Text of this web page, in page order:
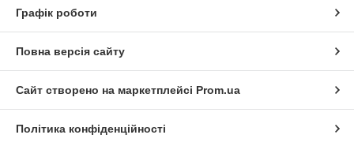
Графік роботи
Повна версія сайту
Сайт створено на маркетплейсі Prom.ua
Політика конфіденційності